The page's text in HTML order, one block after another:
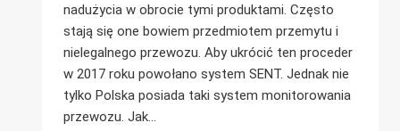
nadużycia w obrocie tymi produktami. Często
stają się one bowiem przedmiotem przemytu i
nielegalnego przewozu. Aby ukrócić ten proceder
w 2017 roku powołano system SENT. Jednak nie
tylko Polska posiada taki system monitorowania
przewozu. Jak…